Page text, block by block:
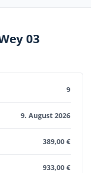
03
9
9. August 2026
389,00 €
933,00 €